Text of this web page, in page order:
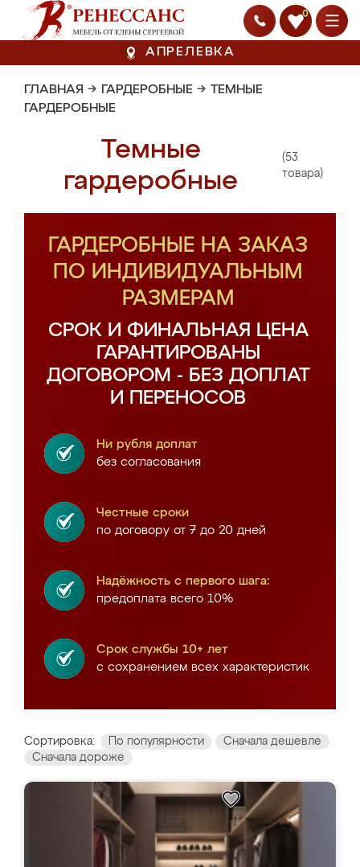
0
АПРЕЛЕВКА
ГЛАВНАЯ → ГАРДЕРОБНЫЕ → ТЕМНЫЕ
ГАРДЕРОБНЫЕ
Темные
гардеробные
(53
товара)
ГАРДЕРОБНЫЕ НА ЗАКАЗ
ПО ИНДИВИДУАЛЬНЫМ
РАЗМЕРАМ
СРОК И ФИНАЛЬНАЯ ЦЕНА
ГАРАНТИРОВАНЫ
ДОГОВОРОМ - БЕЗ ДОПЛАТ
И ПЕРЕНОСОВ
Ни рубля доплат
без согласования
Честные сроки
по договору от 7 до 20 дней
Надёжность с первого шага:
предоплата всего 10%
Срок службы 10+ лет
с сохранением всех характеристик
Сортировка: По популярности
Сначала дешевле
Сначала дороже